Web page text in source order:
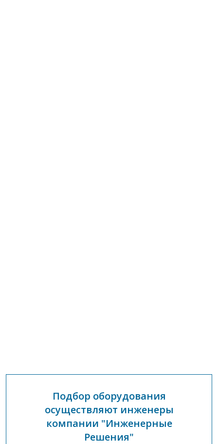
Подбор оборудования
осуществляют инженеры
компании "Инженерные
Решения"